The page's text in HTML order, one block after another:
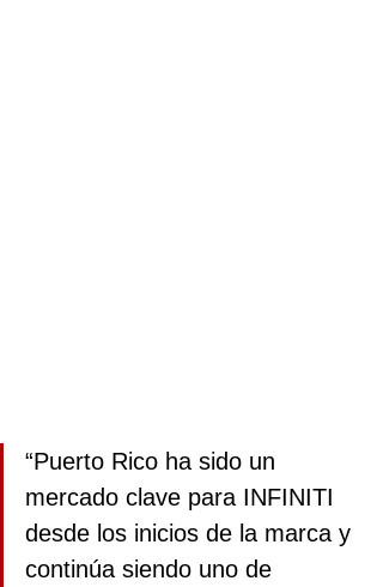
“Puerto Rico ha sido un
mercado clave para INFINITI
desde los inicios de la marca y
continúa siendo uno de